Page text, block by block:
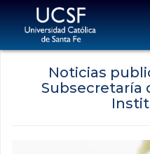
Noticias
Subsecretaría